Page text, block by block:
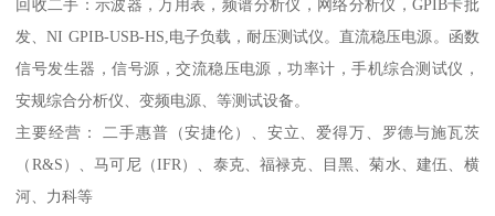
回收二手：示波器，万用表，频谱分析仪，网络分析仪，GPIB卡批
发、NI GPIB-USB-HS,电子负载，耐压测试仪。直流稳压电源。函数
信号发生器，信号源，交流稳压电源，功率计，手机综合测试仪，
安规综合分析仪、变频电源、等测试设备。
主要经营： 二手惠普（安捷伦）、安立、爱得万、罗德与施瓦茨
（R&S）、马可尼（IFR）、泰克、福禄克、目黑、菊水、建伍、横
河、力科等